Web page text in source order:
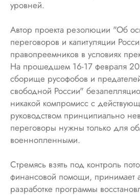
уровней.
Автор проекта резолюции "Об
переговоров и капитуляции
правопреемников в условиях
На прошедшем 16-17 февраля
сборище русофобов и
свободной России"
никакой компромисс с
руководством принципиально
переговоры нужны только для
военнопленными.
Стремясь взять под контроль
финансовой помощи, принимает
разработке программы